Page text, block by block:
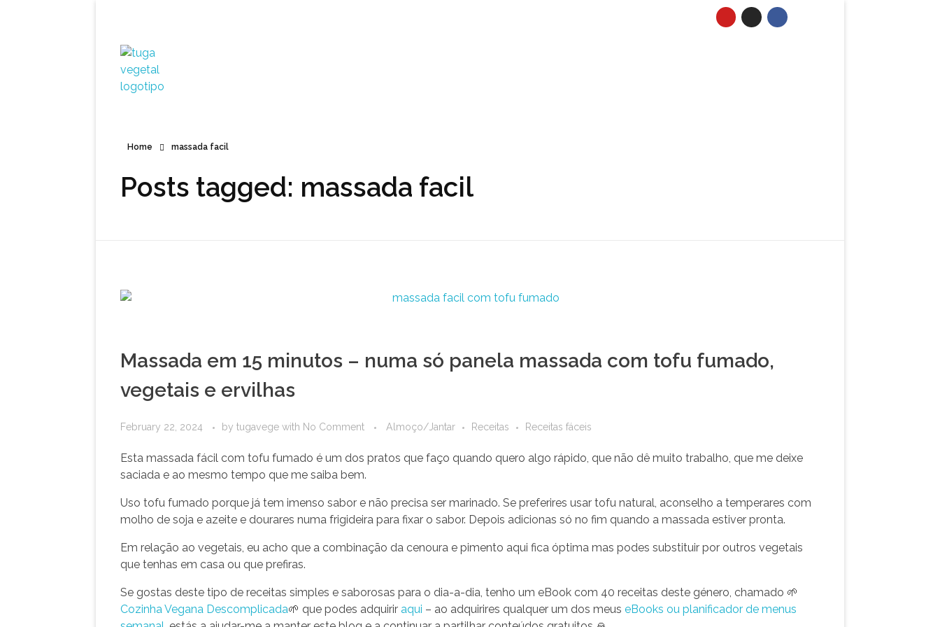
Home massada facil
Posts tagged: massada facil
Massada em 15 minutos – numa só panela massada com tofu fumado,
vegetais e ervilhas
February 22, 2024 by tugavege with No Comment Almoço/Jantar Receitas Receitas fáceis
Esta massada fácil com tofu fumado é um dos pratos que faço quando quero algo rápido, que não dê muito trabalho, que me deixe
saciada e ao mesmo tempo que me saiba bem.
Uso tofu fumado porque já tem imenso sabor e não precisa ser marinado. Se preferires usar tofu natural, aconselho a temperares com
molho de soja e azeite e dourares numa frigideira para fixar o sabor. Depois adicionas só no fim quando a massada estiver pronta.
Em relação ao vegetais, eu acho que a combinação da cenoura e pimento aqui fica óptima mas podes substituir por outros vegetais
que tenhas em casa ou que prefiras.
Se gostas deste tipo de receitas simples e saborosas para o dia-a-dia, tenho um eBook com 40 receitas deste género, chamado 🌱
Cozinha Vegana Descomplicada🌱 que podes adquirir aqui – ao adquirires qualquer um dos meus eBooks ou planificador de menus